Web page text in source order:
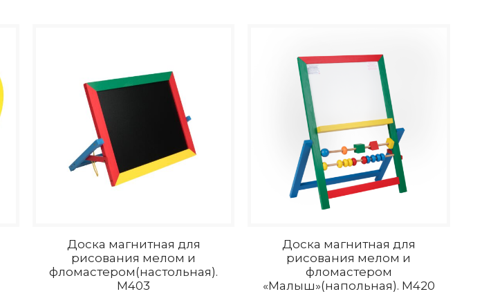
Доска магнитная для
рисования мелом и
фломастером(настольная).
М403
Доска магнитная для
рисования мелом и
фломастером
«Малыш»(напольная). M420